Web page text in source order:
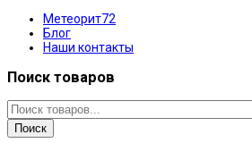
Метеорит72
Блог
Наши контакты
Поиск товаров
Поиск